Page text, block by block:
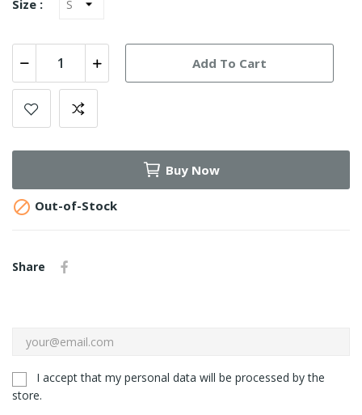
Size :
Add To Cart
Buy Now
 Out-of-Stock
Share
I accept that my personal data will be processed by the
store.